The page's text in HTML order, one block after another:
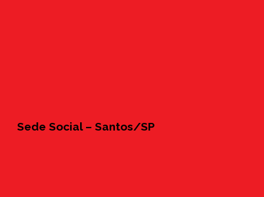
Sede Social – Santos/SP